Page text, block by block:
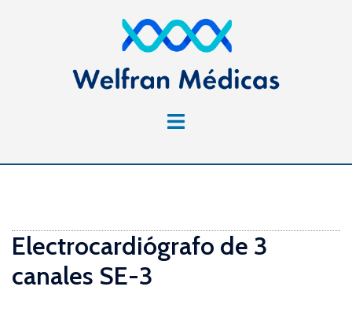
Alternar
Electrocardiógrafo de 3
canales SE-3